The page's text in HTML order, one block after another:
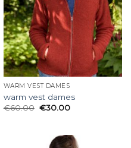
WARM VEST DAMES
warm vest dames
€60.00 €30.00